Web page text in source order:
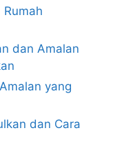
dan Amalan
yang
dan Cara